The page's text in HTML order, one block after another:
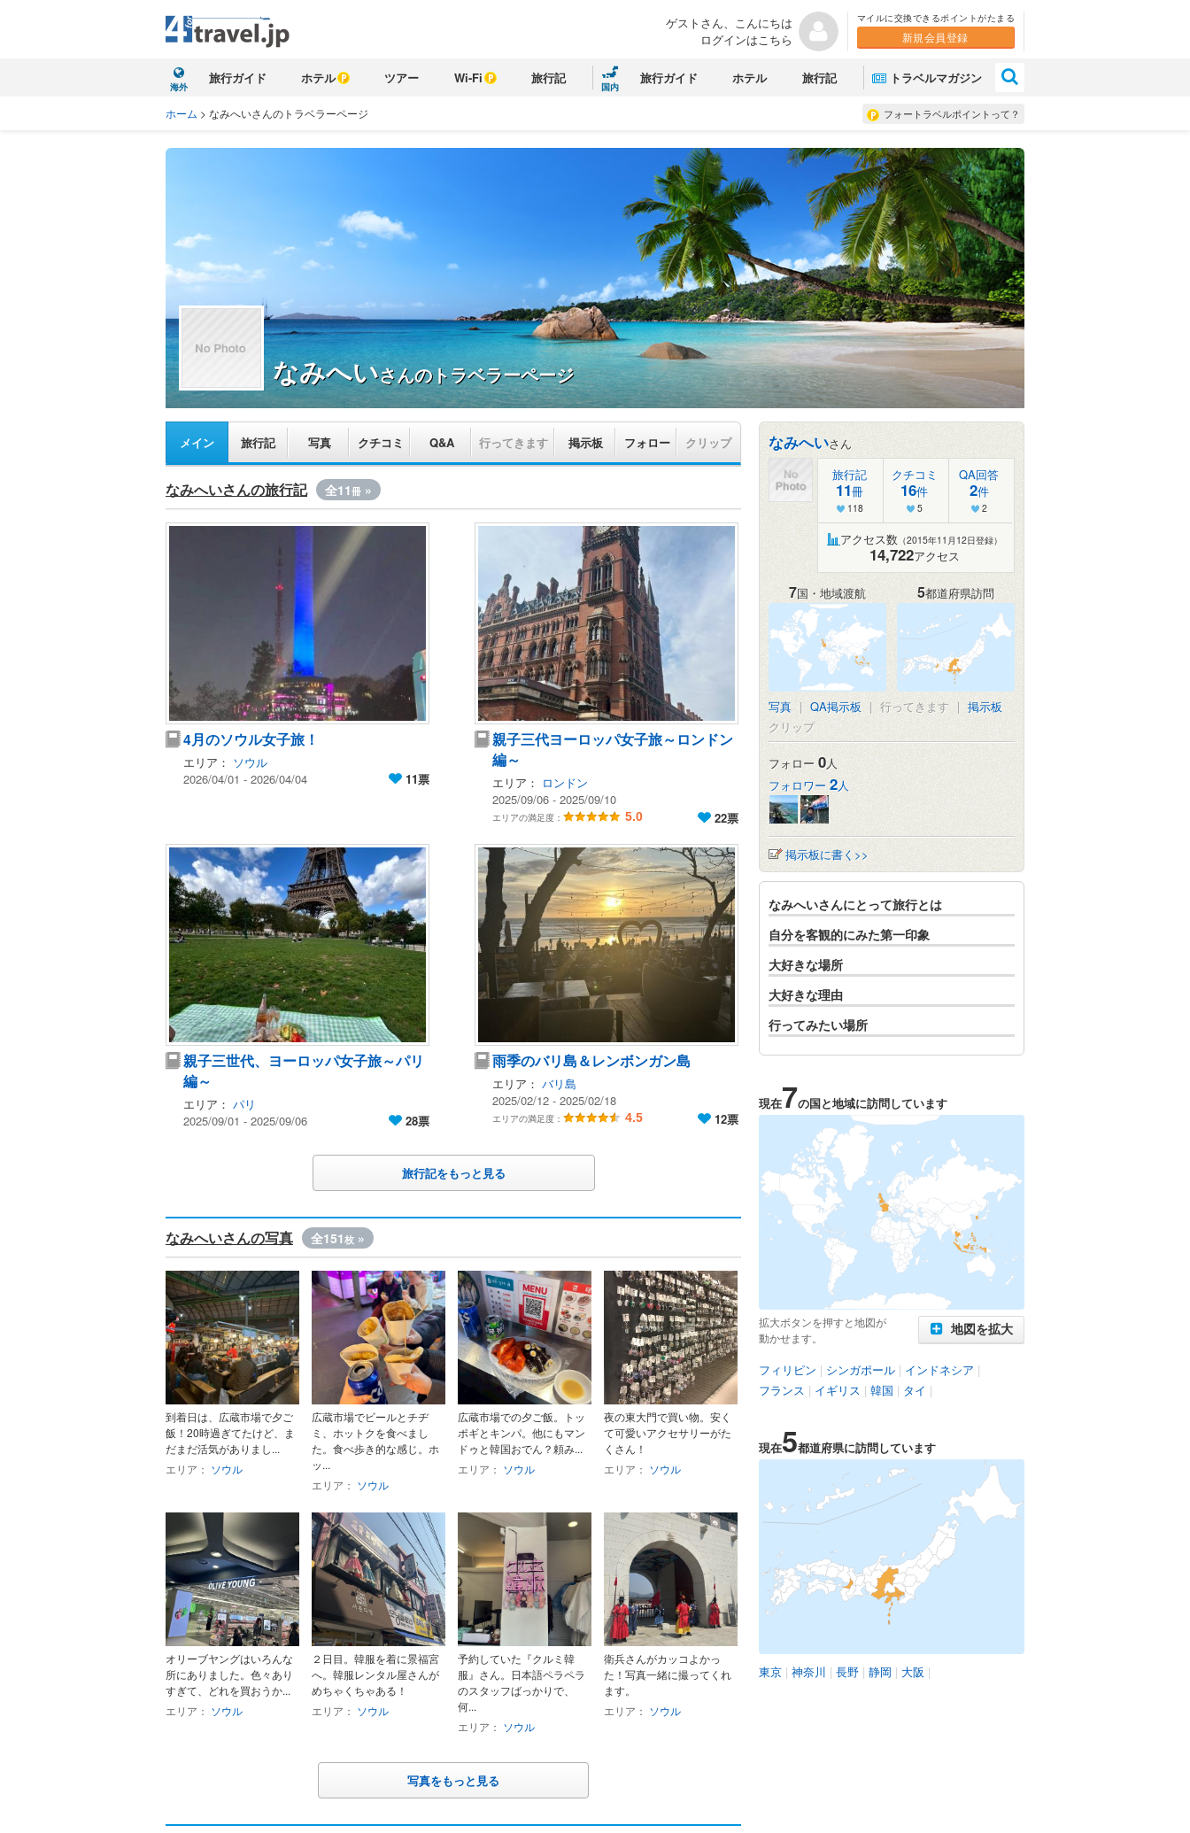
ゲストさん、こんにちは
ログインはこちら
マイルに交換できるポイントがたまる
新規会員登録
海外
旅行ガイド ホテル ツアー Wi-Fi 旅行記
国内
旅行ガイド ホテル 旅行記 トラベルマガジン
フォートラベルポイントって？
ホーム > なみへいさんのトラベラーページ
なみへいさんのトラベラーページ
メイン 旅行記 写真 クチコミ Q&A 行ってきます 掲示板 フォロー クリップ
なみへいさんの旅行記 全11冊 »
4月のソウル女子旅！
エリア： ソウル
2026/04/01 - 2026/04/04
11票
親子三代ヨーロッパ女子旅～ロンドン
編～
エリア： ロンドン
2025/09/06 - 2025/09/10
エリアの満足度： 5.0 22票
親子三世代、ヨーロッパ女子旅～パリ
編～
エリア： パリ
2025/09/01 - 2025/09/06
28票
雨季のバリ島＆レンボンガン島
エリア： バリ島
2025/02/12 - 2025/02/18
エリアの満足度： 4.5 12票
旅行記をもっと見る
なみへいさんの写真 全151枚 »
到着日は、広蔵市場で夕ご
飯！20時過ぎてたけど、ま
だまだ活気がありまし...
エリア： ソウル
広蔵市場でビールとチヂ
ミ、ホットクを食べまし
た。食べ歩き的な感じ。ホ
ッ...
エリア： ソウル
広蔵市場での夕ご飯。トッ
ポギとキンパ。他にもマン
ドゥと韓国おでん？頼み...
エリア： ソウル
夜の東大門で買い物。安く
て可愛いアクセサリーがた
くさん！
エリア： ソウル
オリーブヤングはいろんな
所にありました。色々あり
すぎて、どれを買おうか...
エリア： ソウル
２日目。韓服を着に景福宮
へ。韓服レンタル屋さんが
めちゃくちゃある！
エリア： ソウル
予約していた『クルミ韓
服』さん。日本語ペラペラ
のスタッフばっかりで、
何...
エリア： ソウル
衛兵さんがカッコよかっ
た！写真一緒に撮ってくれ
ます。
エリア： ソウル
写真をもっと見る
なみへいさん
旅行記
11冊
118
クチコミ
16件
5
QA回答
2件
2
アクセス数 （2015年11月12日登録）
14,722アクセス
7国・地域渡航 5都道府県訪問
写真 | QA掲示板 | 行ってきます | 掲示板
クリップ
フォロー 0人
フォロワー 2人
掲示板に書く>>
なみへいさんにとって旅行とは
自分を客観的にみた第一印象
大好きな場所
大好きな理由
行ってみたい場所
現在7の国と地域に訪問しています
拡大ボタンを押すと地図が
動かせます。
地図を拡大
フィリピン | シンガポール | インドネシア |
フランス | イギリス | 韓国 | タイ |
現在5都道府県に訪問しています
東京 | 神奈川 | 長野 | 静岡 | 大阪 |